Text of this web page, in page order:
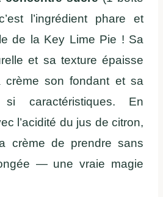
l’ingrédient phare et
de la Key Lime Pie ! Sa
et sa texture épaisse
crème son fondant et sa
si caractéristiques. En
l’acidité du jus de citron,
crème de prendre sans
— une vraie magie